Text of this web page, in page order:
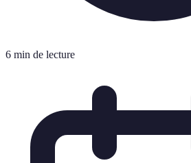
6 min de lecture